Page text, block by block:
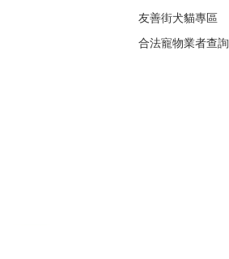
友善街犬貓專區
合法寵物業者查詢